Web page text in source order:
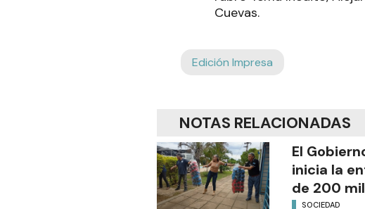
Cuevas.
Edición Impresa
NOTAS RELACIONADAS
El
inicia la
de 200
SOCIEDAD